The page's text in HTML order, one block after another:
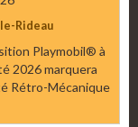
Rideau
Playmobil® à
2026 marquera
Rétro-Mécanique